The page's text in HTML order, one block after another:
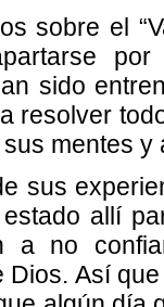
sobre el
por
sido
resolver
mentes
sus
allí
a no
Dios. Así